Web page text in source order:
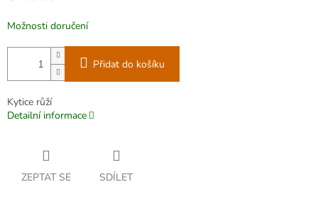
Možnosti doručení
Přidat do košíku
Kytice růží
Detailní informace
ZEPTAT SE SDÍLET